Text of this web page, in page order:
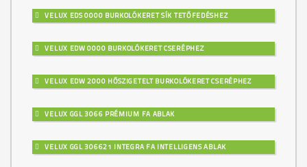
VELUX EDS 0000 BURKOLÓKERET SÍK TETŐFEDÉSHEZ
VELUX EDW 0000 BURKOLÓKERET CSERÉPHEZ
VELUX EDW 2000 HŐSZIGETELT BURKOLÓKERET CSERÉPHEZ
VELUX GGL 3066 PRÉMIUM FA ABLAK
VELUX GGL 306621 INTEGRA FA INTELLIGENS ABLAK